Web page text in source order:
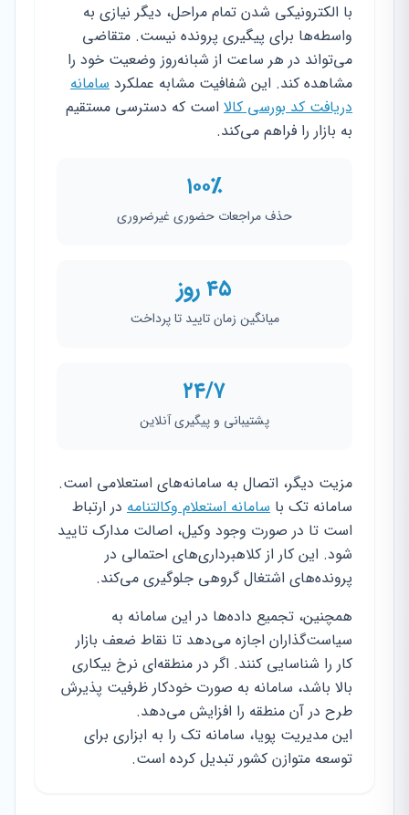
با الکترونیکی شدن تمام مراحل، دیگر نیازی به
واسطه‌ها برای پیگیری پرونده نیست. متقاضی
می‌تواند در هر ساعت از شبانه‌روز وضعیت خود را
مشاهده کند. این شفافیت مشابه عملکرد سامانه
دریافت کد بورسی کالا است که دسترسی مستقیم
به بازار را فراهم می‌کند.
۱۰۰٪
حذف مراجعات حضوری غیرضروری
۴۵ روز
میانگین زمان تایید تا پرداخت
۲۴/۷
پشتیبانی و پیگیری آنلاین
مزیت دیگر، اتصال به سامانه‌های استعلامی است.
سامانه تک با سامانه استعلام وکالتنامه در ارتباط
است تا در صورت وجود وکیل، اصالت مدارک تایید
شود. این کار از کلاهبرداری‌های احتمالی در
پرونده‌های اشتغال گروهی جلوگیری می‌کند.
همچنین، تجمیع داده‌ها در این سامانه به
سیاست‌گذاران اجازه می‌دهد تا نقاط ضعف بازار
کار را شناسایی کنند. اگر در منطقه‌ای نرخ بیکاری
بالا باشد، سامانه به صورت خودکار ظرفیت پذیرش
طرح در آن منطقه را افزایش می‌دهد.
این مدیریت پویا، سامانه تک را به ابزاری برای
توسعه متوازن کشور تبدیل کرده است.